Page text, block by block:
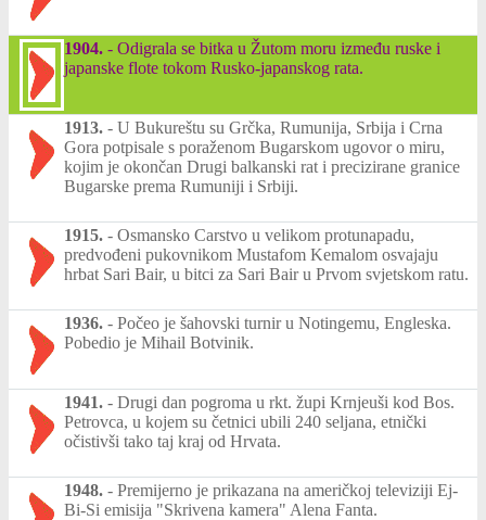
1904. - Odigrala se bitka u Žutom moru između ruske i
japanske flote tokom Rusko-japanskog rata.
1913. - U Bukureštu su Grčka, Rumunija, Srbija i Crna
Gora potpisale s poraženom Bugarskom ugovor o miru,
kojim je okončan Drugi balkanski rat i precizirane granice
Bugarske prema Rumuniji i Srbiji.
1915. - Osmansko Carstvo u velikom protunapadu,
predvođeni pukovnikom Mustafom Kemalom osvajaju
hrbat Sari Bair, u bitci za Sari Bair u Prvom svjetskom ratu.
1936. - Počeo je šahovski turnir u Notingemu, Engleska.
Pobedio je Mihail Botvinik.
1941. - Drugi dan pogroma u rkt. župi Krnjeuši kod Bos.
Petrovca, u kojem su četnici ubili 240 seljana, etnički
očistivši tako taj kraj od Hrvata.
1948. - Premijerno je prikazana na američkoj televiziji Ej-
Bi-Si emisija "Skrivena kamera" Alena Fanta.